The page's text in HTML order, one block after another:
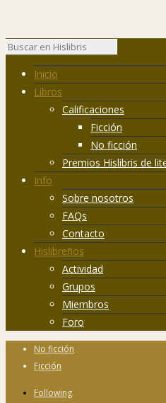
Inicio
Libros
Calificaciones
Ficción
No ficción
Premios Hislibris de
Info
Sobre nosotros
FAQs
Contacto
Hislibreños
Actividad
Grupos
Miembros
Foro
No ficción
Ficción
Following